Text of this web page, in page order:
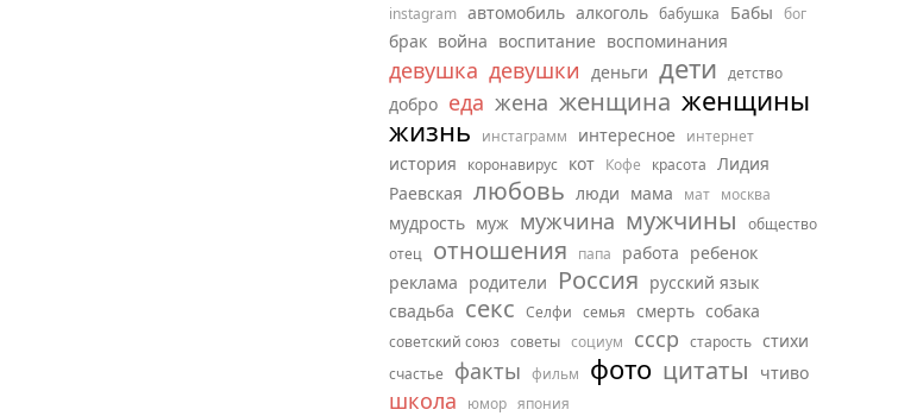
instagram автомобиль алкоголь бабушка Бабы бог
брак война воспитание воспоминания
девушка девушки деньги дети детство
добро еда жена женщина женщины
жизнь
инстаграмм интересное интернет
история коронавирус кот Кофе красота Лидия
Раевская любовь люди мама мат москва
мудрость муж мужчина мужчины
общество
отец отношения папа работа ребенок
реклама родители Россия русский язык
свадьба секс Селфи семья смерть собака
советский союз советы социум ссср старость стихи
счастье факты фильм фото цитаты чтиво
школа юмор япония